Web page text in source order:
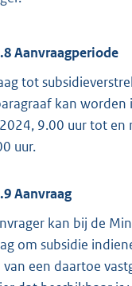
Aanvraagperiode
tot
kan worden
9.00 uur tot en
uur.
Aanvraag
kan bij de
om subsidie
een daartoe